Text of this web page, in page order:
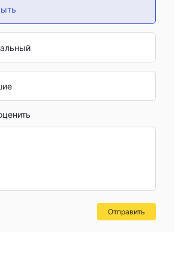
вам нужен более широкий выбор
или если вас интересуют
вам может быть интереснее
месте. В целом, важно оценить,
и потребностям, прежде чем
вопросы
регулируемым брокером?
для начинающих?Отправить